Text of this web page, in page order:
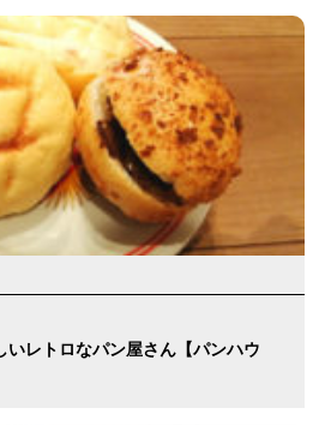
いレトロなパン屋さん【パンハウ